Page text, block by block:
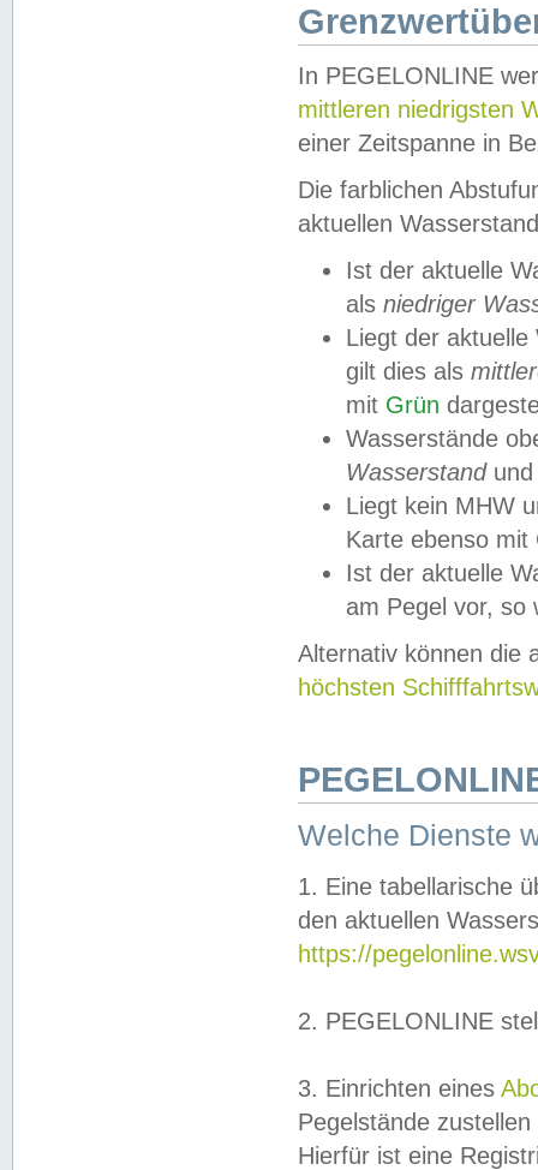
In PEGELONLINE
mittleren niedrigsten
einer Zeitspanne in
Die farblichen
aktuellen
Ist der aktuelle
als niedriger
Liegt der
gilt dies als
mit Grün
Wasserstände
Wasserstandund
Liegt kein MHW
Karte ebenso mit
Ist der aktuelle
am Pegel vor,
Alternativ können die
höchsten
Welche Dienste
1. Eine tabellarische
den aktuellen
https://
2. PEGELONLINE
3. Einrichten eines
Pegelstände
Hierfür ist eine